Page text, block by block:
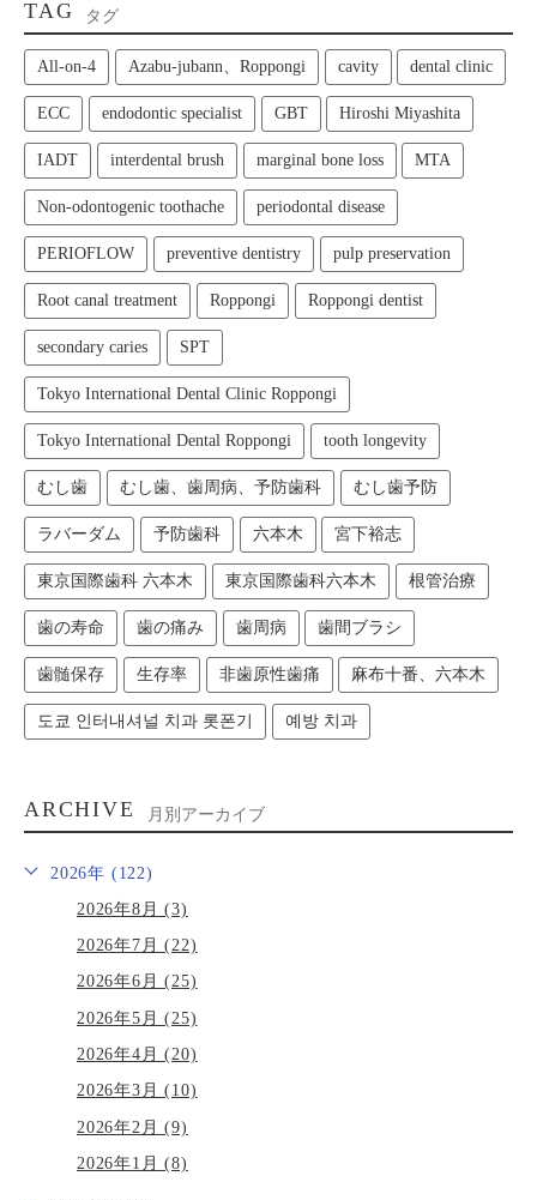
TAG タグ
All‑on‑4 Azabu-jubann、Roppongi cavity dental clinic
ECC endodontic specialist GBT Hiroshi Miyashita
IADT interdental brush marginal bone loss MTA
Non-odontogenic toothache periodontal disease
PERIOFLOW preventive dentistry pulp preservation
Root canal treatment Roppongi Roppongi dentist
secondary caries SPT
Tokyo International Dental Clinic Roppongi
Tokyo International Dental Roppongi tooth longevity
むし歯 むし歯、歯周病、予防歯科 むし歯予防
ラバーダム 予防歯科 六本木 宮下裕志
東京国際歯科 六本木 東京国際歯科六本木 根管治療
歯の寿命 歯の痛み 歯周病 歯間ブラシ
歯髄保存 生存率 非歯原性歯痛 麻布十番、六本木
도쿄 인터내셔널 치과 롯폰기 예방 치과
ARCHIVE 月別アーカイブ
2026年 (122)
2026年8月 (3)
2026年7月 (22)
2026年6月 (25)
2026年5月 (25)
2026年4月 (20)
2026年3月 (10)
2026年2月 (9)
2026年1月 (8)